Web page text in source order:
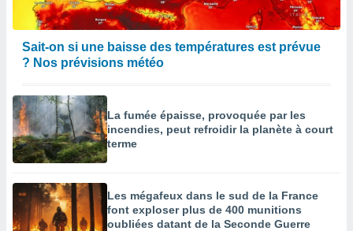
Sait-on si une baisse des températures est prévue
? Nos prévisions météo
La fumée épaisse, provoquée par les
incendies, peut refroidir la planète à court
terme
Les mégafeux dans le sud de la France
font exploser plus de 400 munitions
oubliées datant de la Seconde Guerre